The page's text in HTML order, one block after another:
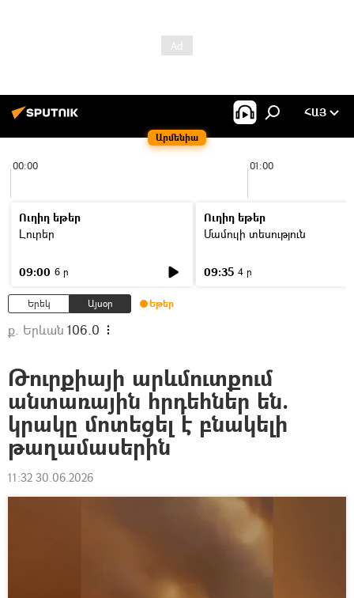
Արմենիա
ՀԱՅ
00:00 01:00
Ուղիղ եթեր
Լուրեր
09:00 6 ր
Ուղիղ եթեր
Մամուլի տեսություն
09:35 4 ր
Երեկ Այսօր Եթեր
ք. Երևան 106.0
Թուրքիայի արևմուտքում
անտառային հրդեհներ են.
կրակը մոտեցել է բնակելի
թաղամասերին
11:32 30.06.2026